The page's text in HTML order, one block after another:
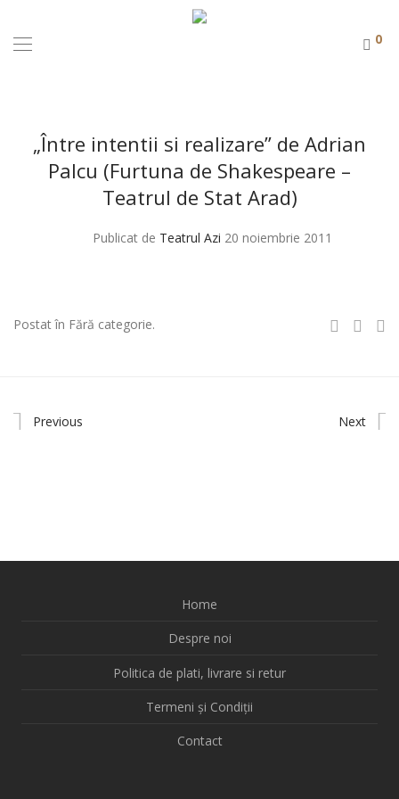
0
„Între intentii si realizare” de Adrian
Palcu (Furtuna de Shakespeare –
Teatrul de Stat Arad)
Publicat de Teatrul Azi 20 noiembrie 2011
Postat în Fără categorie.
Previous Next
Home
Despre noi
Politica de plati, livrare si retur
Termeni și Condiții
Contact